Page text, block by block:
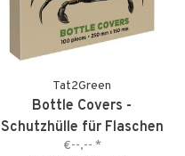
Tat2Green
Bottle Covers -
Schutzhülle für Flaschen
€--,-- *